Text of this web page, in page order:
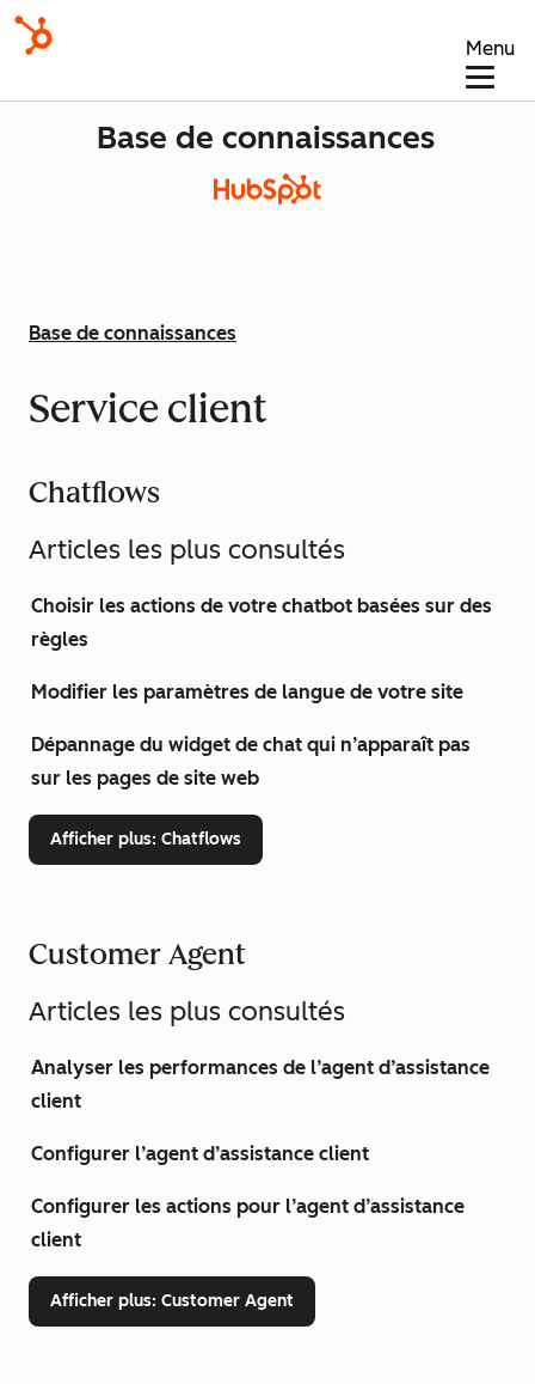
Menu
Base de connaissances
Base de connaissances
Service client
Chatflows
Articles les plus consultés
Choisir les actions de votre chatbot basées sur des
règles
Modifier les paramètres de langue de votre site
Dépannage du widget de chat qui n’apparaît pas
sur les pages de site web
Afficher plus: Chatflows
Customer Agent
Articles les plus consultés
Analyser les performances de l’agent d’assistance
client
Configurer l’agent d’assistance client
Configurer les actions pour l’agent d’assistance
client
Afficher plus: Customer Agent